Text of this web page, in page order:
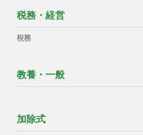
税務・経営
税務
教養・一般
加除式